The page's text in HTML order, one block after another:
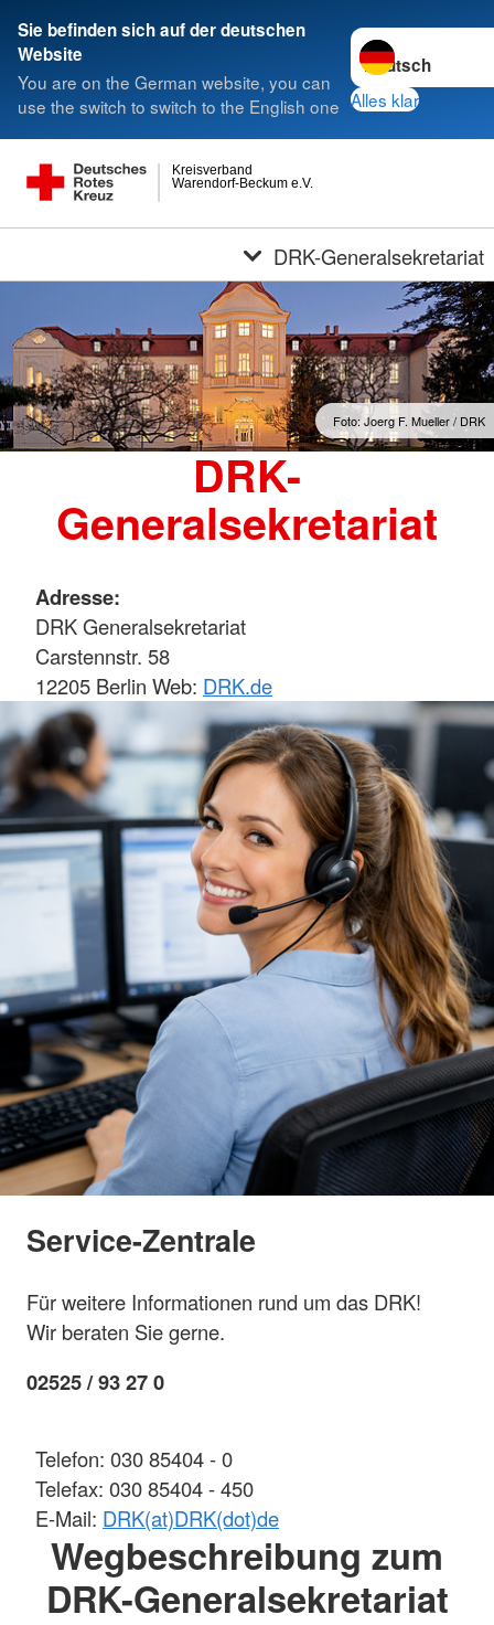
Sie befinden sich auf der deutschen
Website
You are on the German website, you can
use the switch to switch to the English one
Sprache
Alles klar
Warendorf-Beckum e.V.
Kreisverband
DRK-Generalsekretariat
Foto: Joerg F. Mueller / DRK
DRK-
Generalsekretariat
Adresse:
DRK Generalsekretariat
Carstennstr. 58
12205 Berlin Web: DRK.de
Service-Zentrale
Für weitere Informationen rund um das DRK!
Wir beraten Sie gerne.
02525 / 93 27 0
Telefon: 030 85404 - 0
Telefax: 030 85404 - 450
E-Mail: DRK(at)DRK(dot)de
Wegbeschreibung zum
DRK-Generalsekretariat